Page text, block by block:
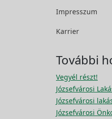
Impresszum
Karrier
További
Vegyél részt!
Józsefvárosi
Józsefvárosi
Józsefvárosi